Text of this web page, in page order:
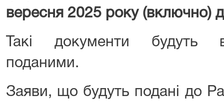
вересня 2025 року (включно)
Такі документи будуть
поданими.
Заяви, що будуть подані до